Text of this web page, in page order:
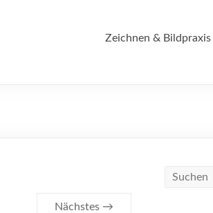
Zeichnen & Bildpraxis
Nächstes →